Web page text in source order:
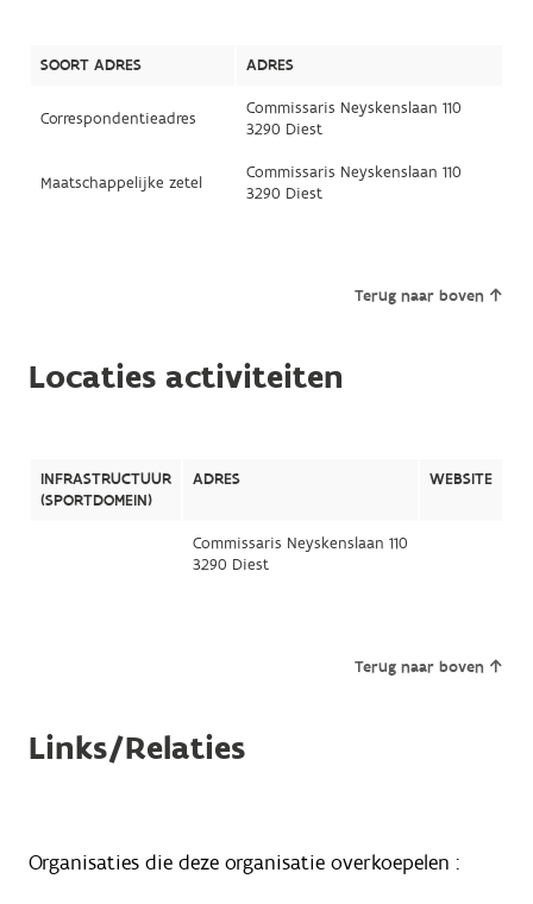
SOORT ADRES ADRES
Correspondentieadres
Commissaris Neyskenslaan 110
3290 Diest
Maatschappelijke zetel
Commissaris Neyskenslaan 110
3290 Diest
Terug naar boven
Locaties activiteiten
INFRASTRUCTUUR
(SPORTDOMEIN)
ADRES WEBSITE
Commissaris Neyskenslaan 110
3290 Diest
Terug naar boven
Links/Relaties
Organisaties die deze organisatie overkoepelen :